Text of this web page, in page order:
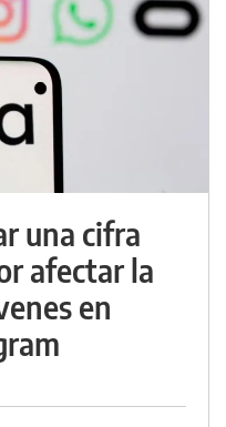
una cifra
afectar la
en